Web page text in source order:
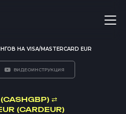
НА VISA/MASTERCARD EUR
ВИДЕОИНСТРУКЦИЯ
⇄
(CARDEUR)